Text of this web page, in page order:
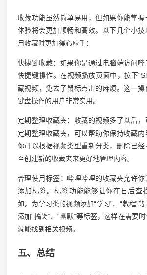
收藏功能虽然简单易用，但如果你能掌握
体验将会更加顺畅和高效。以下几个小
用收藏时更加得心应手：
快捷键收藏：如果你是通过电脑端访问哔
快捷键操作。在视频播放页面中，按下
藏视频，免去了鼠标点击的麻烦。这一
键盘操作的用户非常实用。
定期整理收藏夹：收藏的视频多了以后，
定期整理收藏夹，可以帮助你保持收藏内
你可以根据视频类型重新分类，删除已
至创建新的收藏夹来更好地管理内容。
合理使用标签：哔哩哔哩的收藏夹允许
添加标签。标签功能能够让你在日后查
如，为学习类的视频添加“学习”、“教程”
添加“搞笑”、“幽默”等标签，这样在需要
就能找到相关视频。
五、总结